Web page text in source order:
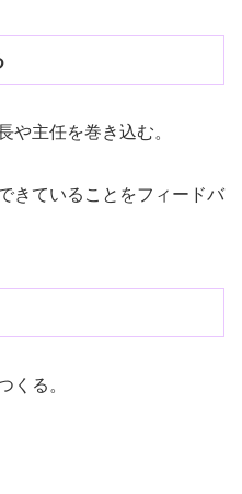
や主任を巻き込む。
きていることをフィードバ
くる。